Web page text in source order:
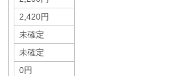
2,420円
未確定
未確定
0円